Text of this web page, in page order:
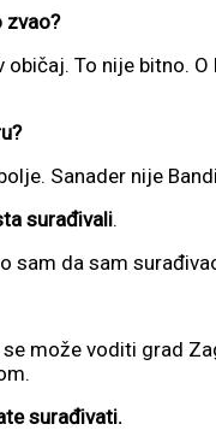
zvao?
običaj. To nije bitno. O
Sanader nije
surađivali.
sam da sam
može voditi grad
surađivati.